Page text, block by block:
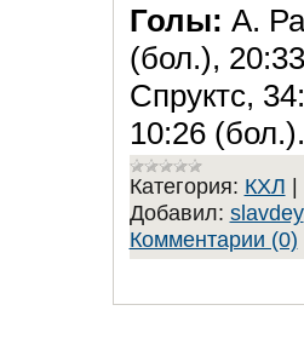
Голы: А.
(бол.),
Спруктс,
10:26
Категория: КХЛ |
Добавил: slavdey
Комментарии (0)